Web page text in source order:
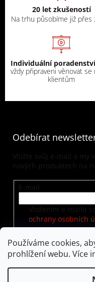
Používáme cookies,
prohlížení webu. Více
20 let zkušeností
Na trhu působíme již přes
Individuální poradenství
vždy připraveni věnovat se
klientům
Odebírat
Vložte svůj e-mail a my
nových produktech na
E-mail
Vložením e-mailu
ochrany osobních
PŘIHLÁSIT SE